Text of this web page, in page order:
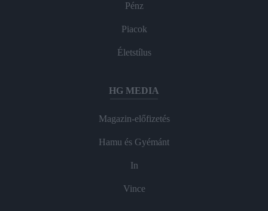
Pénz
Piacok
Életstílus
HG MEDIA
Magazin-előfizetés
Hamu és Gyémánt
In
Vince